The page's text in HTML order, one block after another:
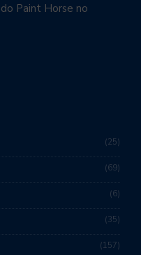
Paint Horse no
25
69
6
35
157